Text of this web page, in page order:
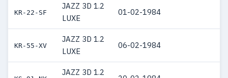
KR-22-SF
JAZZ 3D 1.2
LUXE
01-02-1984
KR-55-XV
JAZZ 3D 1.2
LUXE
06-02-1984
JAZZ 3D 1.2